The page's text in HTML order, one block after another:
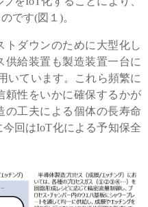
です(図１)。
トダウンのために大型化し
供給装置も製造装置一台に
いています。これら頻繁に
頼性をいかに確保するかが
の工夫による個体の長寿命
回はIoT化による予知保全